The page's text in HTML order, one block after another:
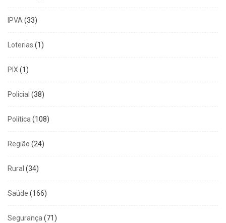
IPVA (33)
Loterias (1)
PIX (1)
Policial (38)
Política (108)
Região (24)
Rural (34)
Saúde (166)
Segurança (71)